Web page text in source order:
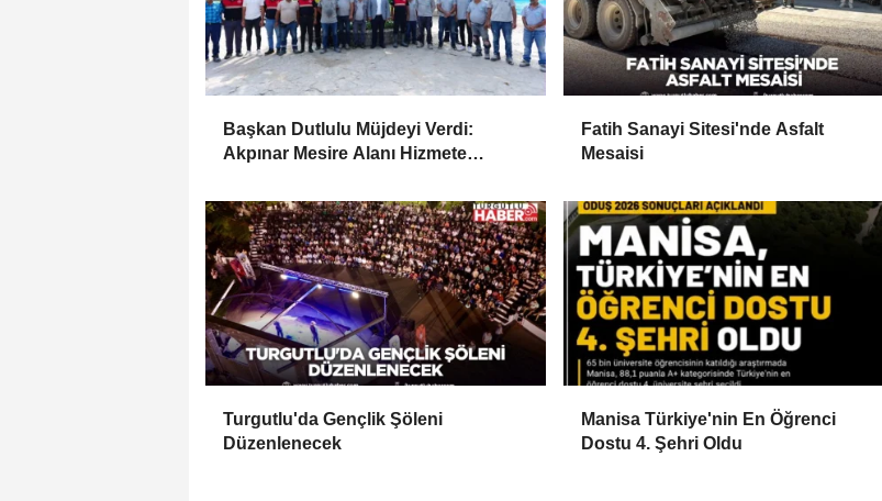
Başkan Dutlulu Müjdeyi Verdi:
Akpınar Mesire Alanı Hizmete
Fatih Sanayi Sitesi'nde Asfalt
Mesaisi
Turgutlu'da Gençlik Şöleni
Düzenlenecek
Manisa Türkiye'nin En Öğrenci
Dostu 4. Şehri Oldu